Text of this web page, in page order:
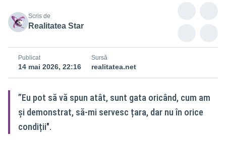
Scris de
Realitatea Star
Publicat
14 mai 2026, 22:16
Sursă
realitatea.net
”Eu pot să vă spun atât, sunt gata oricând, cum am
și demonstrat, să-mi servesc țara, dar nu în orice
condiții".